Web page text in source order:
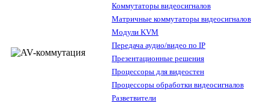
Коммутаторы видеосигналов
Матричные коммутаторы видеосигналов
Модули KVM
Передача аудио/видео по IP
Презентационные решения
Процессоры для видеостен
Процессоры обработки видеосигналов
Разветвители